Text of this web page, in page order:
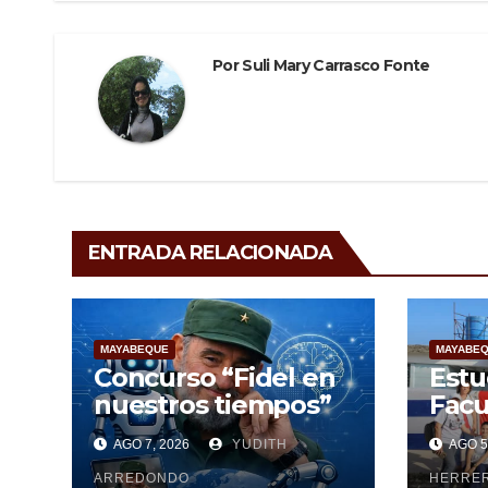
PorSuli Mary Carrasco Fonte
ENTRADA RELACIONADA
MAYABEQUE
Concurso “Fidel en
nuestros tiempos”
AGO 7, 2026 YUDITH
ARREDONDO
AGO